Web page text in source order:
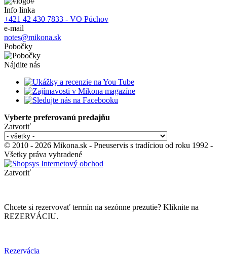
Info linka
+421 42 430 7833 - VO Púchov
e-mail
notes@mikona.sk
Pobočky
Nájdite nás
Vyberte preferovanú predajňu
Zatvoriť
© 2010 - 2026 Mikona.sk - Pneuservis s tradíciou od roku 1992 -
Všetky práva vyhradené
Zatvoriť
Chcete si rezervovať termín na sezónne prezutie? Kliknite na
REZERVÁCIU.
Rezervácia